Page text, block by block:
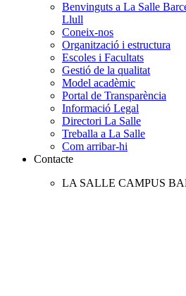
Benvinguts a La Salle
Llull
Coneix-nos
Organització i estructura
Escoles i Facultats
Gestió de la qualitat
Model acadèmic
Portal de Transparència
Informació Legal
Directori La Salle
Treballa a La Salle
Com arribar-hi
Contacte
LA SALLE CAMPUS